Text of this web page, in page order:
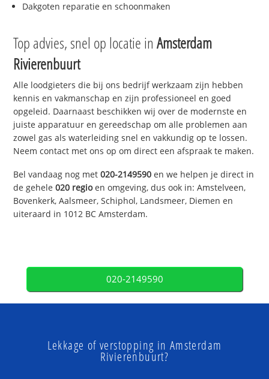
Dakgoten reparatie en schoonmaken
Top advies, snel op locatie inAmsterdam
Rivierenbuurt
Alle loodgieters die bij ons bedrijf werkzaam zijn hebben
kennis en vakmanschap en zijn professioneel en goed
opgeleid. Daarnaast beschikken wij over de modernste en
juiste apparatuur en gereedschap om alle problemen aan
zowel gas als waterleiding snel en vakkundig op te lossen.
Neem contact met ons op om direct een afspraak te maken.
Bel vandaag nog met020-2149590 en we helpen je direct in
de gehele020 regioen omgeving, dus ook in: Amstelveen,
Bovenkerk, Aalsmeer, Schiphol, Landsmeer, Diemen en
uiteraard in 1012 BC Amsterdam.
020-2149590
Lekkage of verstopping in Amsterdam
Rivierenbuurt?